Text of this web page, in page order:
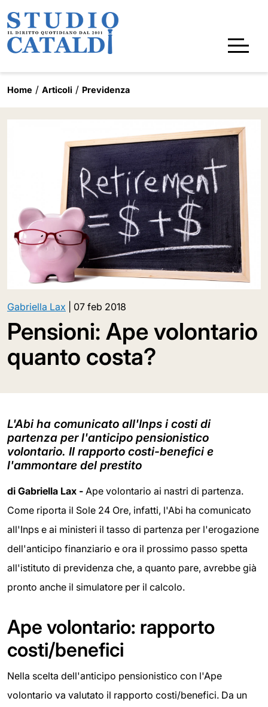
Home Articoli Previdenza
Gabriella Lax 07 feb 2018
Pensioni: Ape volontario
quanto costa?
L'Abi ha comunicato all'Inps i costi di
partenza per l'anticipo pensionistico
volontario. Il rapporto costi-benefici e
l'ammontare del prestito
di Gabriella Lax - Ape volontario ai nastri di partenza.
Come riporta il Sole 24 Ore, infatti, l'Abi ha comunicato
all'Inps e ai ministeri il tasso di partenza per l'erogazione
dell'anticipo finanziario e ora il prossimo passo spetta
all'istituto di previdenza che, a quanto pare, avrebbe già
pronto anche il simulatore per il calcolo.
Ape volontario: rapporto
costi/benefici
Nella scelta dell'anticipo pensionistico con l'Ape
volontario va valutato il rapporto costi/benefici. Da un